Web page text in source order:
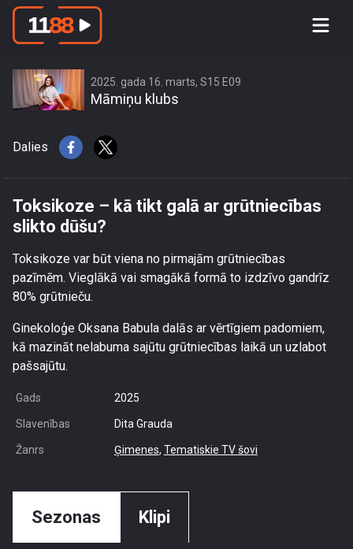
Toksikoze – kā tikt galā ar
2025. gada 16. marts, S15 E09
Māmiņu klubs
Dalies
Toksikoze – kā tikt galā ar grūtniecības
slikto dūšu?
Toksikoze var būt viena no pirmajām grūtniecības
pazīmēm. Vieglākā vai smagākā formā to izdzīvo gandrīz
80% grūtnieču.
Ginekoloģe Oksana Babula dalās ar vērtīgiem padomiem,
kā mazināt nelabuma sajūtu grūtniecības laikā un uzlabot
pašsajūtu.
Gads 2025
Slavenības Dita Grauda
Žanrs Ģimenes, Tematiskie TV šovi
Sezonas Klipi